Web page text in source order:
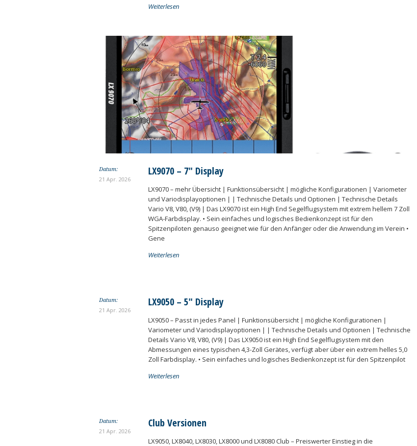
Weiterlesen
Datum:
21 Apr. 2026
LX9070 – 7″ Display
LX9070 – mehr Übersicht | Funktionsübersicht | mögliche Konfigurationen | Variometer
und Variodisplayoptionen | | Technische Details und Optionen | Technische Details
Vario V8, V80, (V9) | Das LX9070 ist ein High End Segelflugsystem mit extrem hellem 7 Zoll
WGA-Farbdisplay. • Sein einfaches und logisches Bedienkonzept ist für den
Spitzenpiloten genauso geeignet wie für den Anfänger oder die Anwendung im Verein •
Gene
Weiterlesen
Datum:
21 Apr. 2026
LX9050 – 5″ Display
LX9050 – Passt in jedes Panel | Funktionsübersicht | mögliche Konfigurationen |
Variometer und Variodisplayoptionen | | Technische Details und Optionen | Technische
Details Vario V8, V80, (V9) | Das LX9050 ist ein High End Segelflugsystem mit den
Abmessungen eines typischen 4,3-Zoll Gerätes, verfügt aber über ein extrem helles 5,0
Zoll Farbdisplay. • Sein einfaches und logisches Bedienkonzept ist für den Spitzenpilot
Weiterlesen
Datum:
21 Apr. 2026
Club Versionen
LX9050, LX8040, LX8030, LX8000 und LX8080 Club – Preiswerter Einstieg in die